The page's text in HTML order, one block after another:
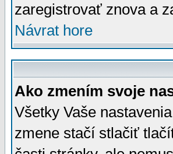
zaregistrovať znova a
Návrat hore
Ako zmením svoje
Všetky Vaše
zmene stačí stlačiť